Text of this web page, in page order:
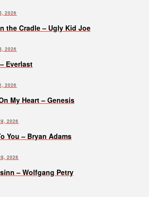
2026
the Cradle – Ugly Kid Joe
2026
Everlast
2026
My Heart – Genesis
2026
You – Bryan Adams
2026
– Wolfgang Petry